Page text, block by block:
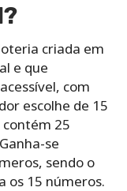
criada em
e que
com
escolhe de 15
25
se
sendo o
os 15 números.